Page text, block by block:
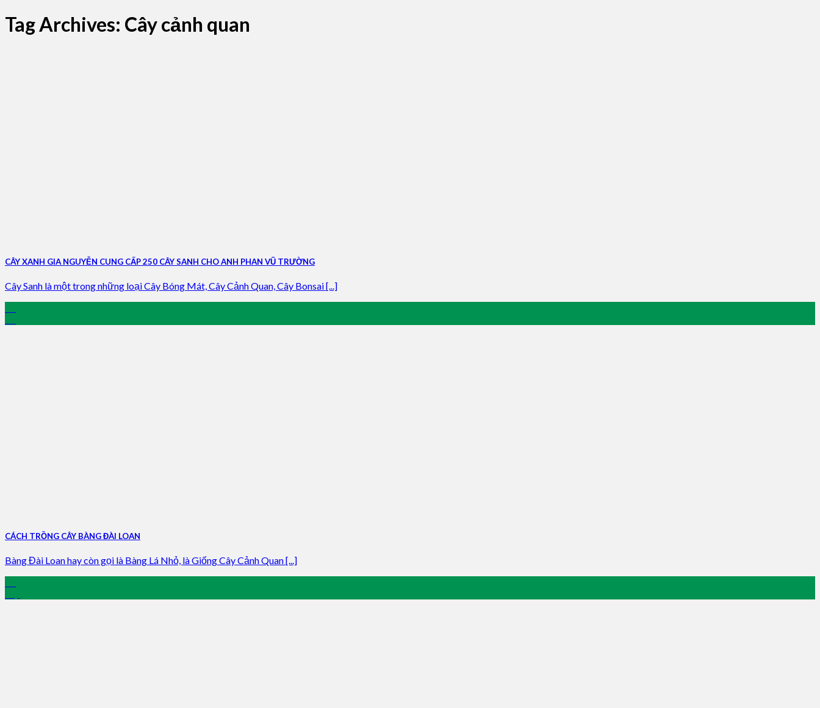
Tag Archives: Cây cảnh quan
CÂY XANH GIA NGUYỄN CUNG CẤP 250 CÂY SANH CHO ANH PHAN VŨ TRƯỜNG
Cây Sanh là một trong những loại Cây Bóng Mát, Cây Cảnh Quan, Cây Bonsai [...]
CÁCH TRỒNG CÂY BÀNG ĐÀI LOAN
Bàng Đài Loan hay còn gọi là Bàng Lá Nhỏ, là Giống Cây Cảnh Quan [...]